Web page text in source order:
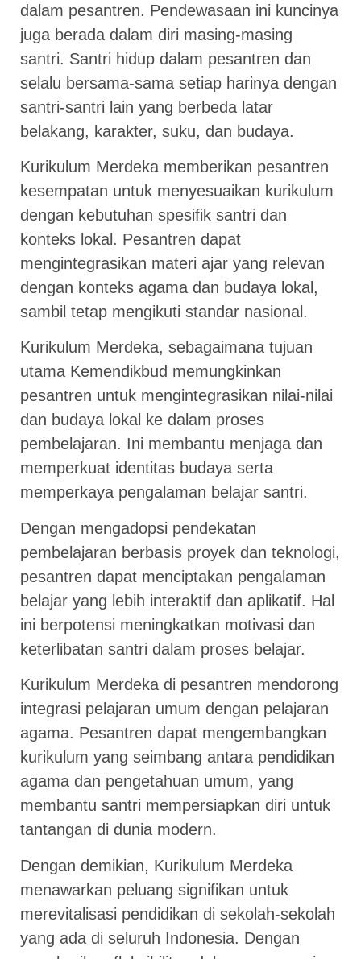
dalam pesantren. Pendewasaan ini kuncinya
juga berada dalam diri masing-masing
santri. Santri hidup dalam pesantren dan
selalu bersama-sama setiap harinya dengan
santri-santri lain yang berbeda latar
belakang, karakter, suku, dan budaya.
Kurikulum Merdeka memberikan pesantren
kesempatan untuk menyesuaikan kurikulum
dengan kebutuhan spesifik santri dan
konteks lokal. Pesantren dapat
mengintegrasikan materi ajar yang relevan
dengan konteks agama dan budaya lokal,
sambil tetap mengikuti standar nasional.
Kurikulum Merdeka, sebagaimana tujuan
utama Kemendikbud memungkinkan
pesantren untuk mengintegrasikan nilai-nilai
dan budaya lokal ke dalam proses
pembelajaran. Ini membantu menjaga dan
memperkuat identitas budaya serta
memperkaya pengalaman belajar santri.
Dengan mengadopsi pendekatan
pembelajaran berbasis proyek dan teknologi,
pesantren dapat menciptakan pengalaman
belajar yang lebih interaktif dan aplikatif. Hal
ini berpotensi meningkatkan motivasi dan
keterlibatan santri dalam proses belajar.
Kurikulum Merdeka di pesantren mendorong
integrasi pelajaran umum dengan pelajaran
agama. Pesantren dapat mengembangkan
kurikulum yang seimbang antara pendidikan
agama dan pengetahuan umum, yang
membantu santri mempersiapkan diri untuk
tantangan di dunia modern.
Dengan demikian, Kurikulum Merdeka
menawarkan peluang signifikan untuk
merevitalisasi pendidikan di sekolah-sekolah
yang ada di seluruh Indonesia. Dengan